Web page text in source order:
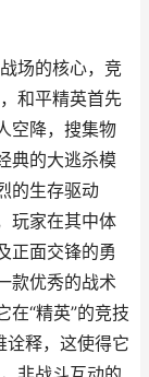
场的核心，竞
和平精英首先
空降，搜集物
典的大逃杀模
的生存驱动
玩家在其中体
正面交锋的勇
款优秀的战术
在“精英”的竞技
诠释，这使得它